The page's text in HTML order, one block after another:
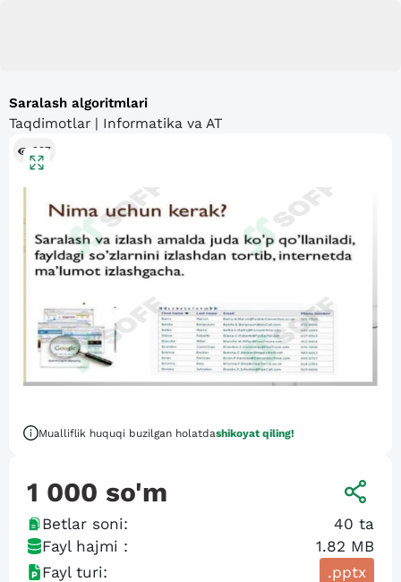
Saralash algoritmlari
Taqdimotlar | Informatika va AT
297
Mualliflik huquqi buzilgan holatdashikoyat qiling!
1 000 so'm
Betlar soni: 40 ta
Fayl hajmi :
1.82 MB
Fayl turi:
.pptx